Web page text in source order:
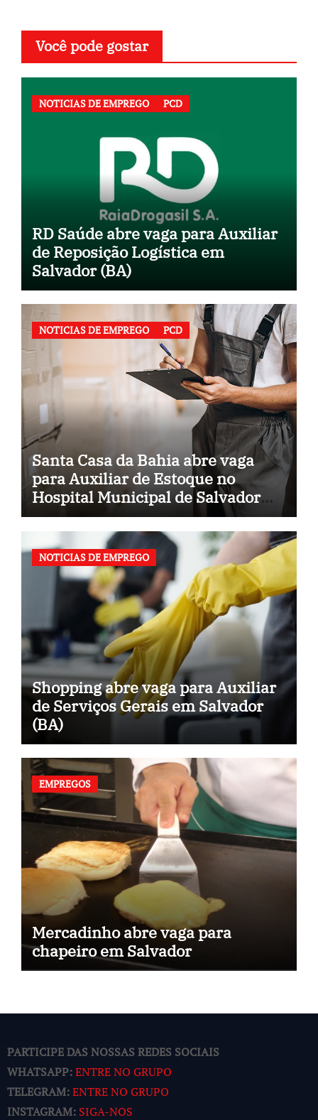
Você pode gostar
NOTICIAS DE EMPREGO PCD
RD Saúde abre vaga para Auxiliar
de Reposição Logística em
Salvador (BA)
NOTICIAS DE EMPREGO PCD
Santa Casa da Bahia abre vaga
para Auxiliar de Estoque no
Hospital Municipal de Salvador
(BA)
NOTICIAS DE EMPREGO
Shopping abre vaga para Auxiliar
de Serviços Gerais em Salvador
(BA)
EMPREGOS
Mercadinho abre vaga para
chapeiro em Salvador
PARTICIPE DAS NOSSAS REDES SOCIAIS
WHATSAPP:ENTRE NO GRUPO
TELEGRAM:ENTRE NO GRUPO
INSTAGRAM: SIGA-NOS